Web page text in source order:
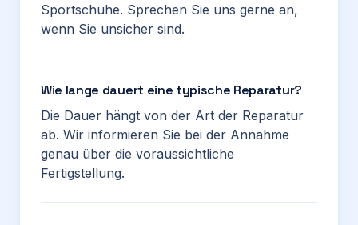
Sportschuhe. Sprechen Sie uns gerne an,
wenn Sie unsicher sind.
Wie lange dauert eine typische Reparatur?
Die Dauer hängt von der Art der Reparatur
ab. Wir informieren Sie bei der Annahme
genau über die voraussichtliche
Fertigstellung.